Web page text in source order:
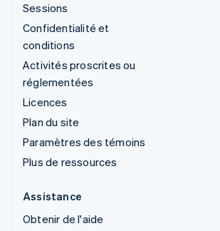
Sessions
Confidentialité et
conditions
Activités proscrites ou
réglementées
Licences
Plan du site
Paramètres des témoins
Plus de ressources
Assistance
Obtenir de l'aide